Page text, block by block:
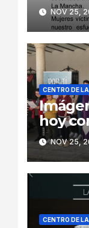
NOV 25,
CENTRO DE
hoy con motivo del 25N Día
NOV 25,
CENTRO DE